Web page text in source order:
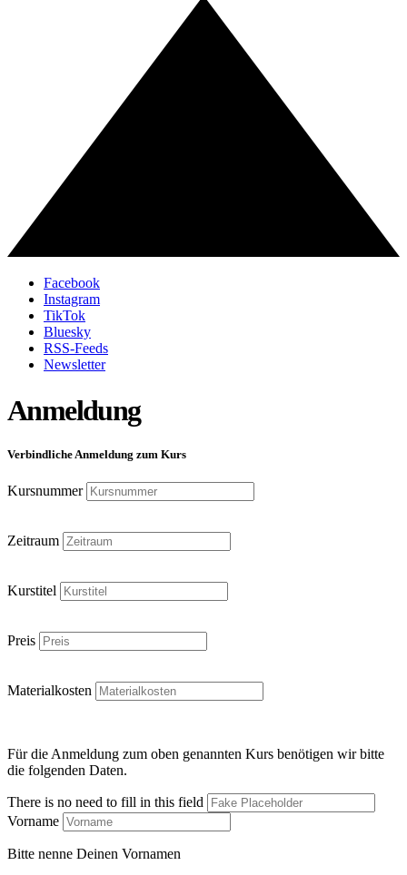
Facebook
Instagram
TikTok
Bluesky
RSS-Feeds
Newsletter
Anmeldung
Verbindliche Anmeldung zum Kurs
Kursnummer
Zeitraum
Kurstitel
Preis
Materialkosten
Für die Anmeldung zum oben genannten Kurs benötigen wir bitte
die folgenden Daten.
There is no need to fill in this field
Vorname
Bitte nenne Deinen Vornamen